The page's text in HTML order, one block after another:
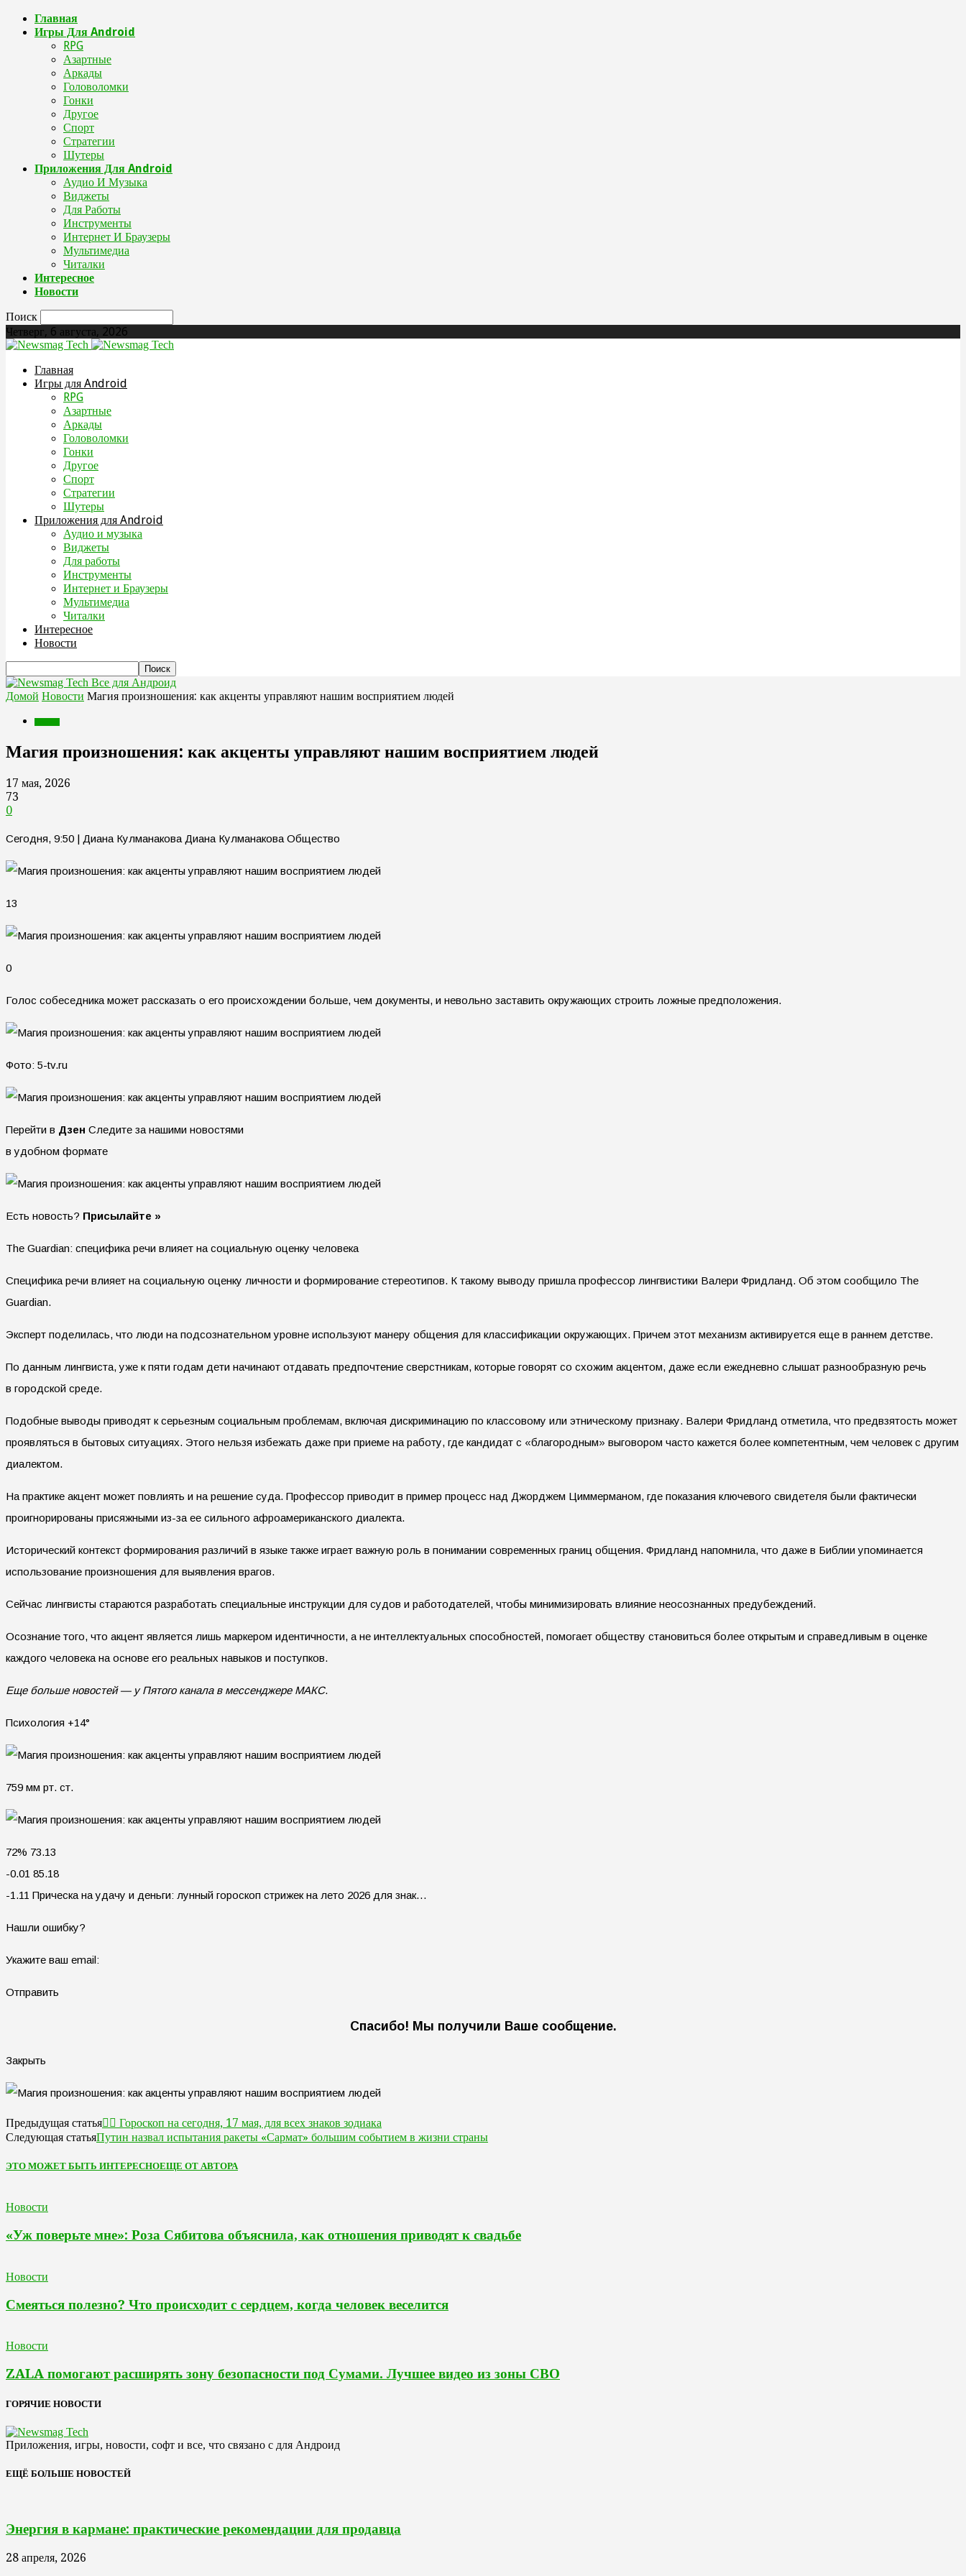
Главная
Игры Для Android
RPG
Азартные
Аркады
Головоломки
Гонки
Другое
Спорт
Стратегии
Шутеры
Приложения Для Android
Аудио И Музыка
Виджеты
Для Работы
Инструменты
Интернет И Браузеры
Мультимедиа
Читалки
Интересное
Новости
Поиск
Четверг, 6 августа, 2026
Главная
Игры для Android
RPG
Азартные
Аркады
Головоломки
Гонки
Другое
Спорт
Стратегии
Шутеры
Приложения для Android
Аудио и музыка
Виджеты
Для работы
Инструменты
Интернет и Браузеры
Мультимедиа
Читалки
Интересное
Новости
Все для Андроид
Домой Новости Магия произношения: как акценты управляют нашим восприятием людей
Магия произношения: как акценты управляют нашим восприятием людей
17 мая, 2026
73
0
Сегодня, 9:50 | Диана Кулманакова Диана Кулманакова Общество
13
0
Голос собеседника может рассказать о его происхождении больше, чем документы, и невольно заставить окружающих строить ложные предположения.
Фото: 5-tv.ru
Перейти в Дзен Следите за нашими новостями
в удобном формате
Есть новость? Присылайте »
The Guardian: специфика речи влияет на социальную оценку человека
Специфика речи влияет на социальную оценку личности и формирование стереотипов. К такому выводу пришла профессор лингвистики Валери Фридланд. Об этом сообщило The
Guardian.
Эксперт поделилась, что люди на подсознательном уровне используют манеру общения для классификации окружающих. Причем этот механизм активируется еще в раннем детстве.
По данным лингвиста, уже к пяти годам дети начинают отдавать предпочтение сверстникам, которые говорят со схожим акцентом, даже если ежедневно слышат разнообразную речь
в городской среде.
Подобные выводы приводят к серьезным социальным проблемам, включая дискриминацию по классовому или этническому признаку. Валери Фридланд отметила, что предвзятость может
проявляться в бытовых ситуациях. Этого нельзя избежать даже при приеме на работу, где кандидат с «благородным» выговором часто кажется более компетентным, чем человек с другим
диалектом.
На практике акцент может повлиять и на решение суда. Профессор приводит в пример процесс над Джорджем Циммерманом, где показания ключевого свидетеля были фактически
проигнорированы присяжными из-за ее сильного афроамериканского диалекта.
Исторический контекст формирования различий в языке также играет важную роль в понимании современных границ общения. Фридланд напомнила, что даже в Библии упоминается
использование произношения для выявления врагов.
Сейчас лингвисты стараются разработать специальные инструкции для судов и работодателей, чтобы минимизировать влияние неосознанных предубеждений.
Осознание того, что акцент является лишь маркером идентичности, а не интеллектуальных способностей, помогает обществу становиться более открытым и справедливым в оценке
каждого человека на основе его реальных навыков и поступков.
Еще больше новостей — у Пятого канала в мессенджере МАКС.
Психология +14°
759 мм рт. ст.
72% 73.13
-0.01 85.18
-1.11 Прическа на удачу и деньги: лунный гороскоп стрижек на лето 2026 для знак…
Нашли ошибку?
Укажите ваш email:
Отправить
Спасибо! Мы получили Ваше сообщение.
Закрыть
Предыдущая статья🧙‍♀ Гороскоп на сегодня, 17 мая, для всех знаков зодиака
Следующая статьяПутин назвал испытания ракеты «Сармат» большим событием в жизни страны
ЭТО МОЖЕТ БЫТЬ ИНТЕРЕСНОЕЩЕ ОТ АВТОРА
Новости
«Уж поверьте мне»: Роза Сябитова объяснила, как отношения приводят к свадьбе
Новости
Смеяться полезно? Что происходит с сердцем, когда человек веселится
Новости
ZALA помогают расширять зону безопасности под Сумами. Лучшее видео из зоны СВО
ГОРЯЧИЕ НОВОСТИ
Приложения, игры, новости, софт и все, что связано с для Андроид
ЕЩЁ БОЛЬШЕ НОВОСТЕЙ
Энергия в кармане: практические рекомендации для продавца
28 апреля, 2026